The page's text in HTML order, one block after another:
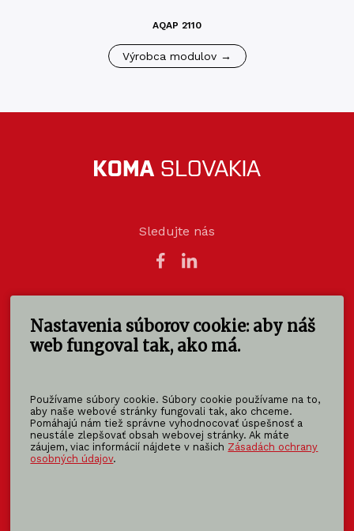
Nastavenia súborov cookie: aby náš
web fungoval tak, ako má.
Používame súbory cookie. Súbory cookie používame na to,
aby naše webové stránky fungovali tak, ako chceme.
Pomáhajú nám tiež správne vyhodnocovať úspešnosť a
neustále zlepšovať obsah webovej stránky. Ak máte
záujem, viac informácií nájdete v našich Zásadách ochrany
osobných údajov.
AQAP 2110
Výrobca modulov →
Sledujte nás
KOMA SLOVAKIA s.r.o.
Štúrova 140
949 01 Nitra - Mlynárce
info@koma-slovakia.sk
+ 421 37 6518 325
Patríme do rodiny KOMA FAMILY